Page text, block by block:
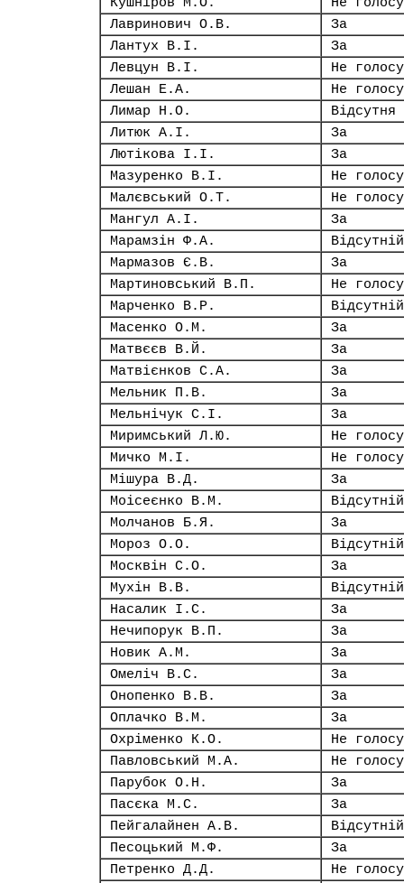
Лавринович О.В.
За
Лантух В.І.
За
Левцун В.І.
Не
Лешан Е.А.
Не
Лимар Н.О.
Відсутня
Литюк А.І.
За
Лютікова І.І.
За
Мазуренко В.І.
Не
Малєвський О.Т.
Не
Мангул А.І.
За
Марамзін Ф.А.
Відсутній
Мармазов Є.В.
За
Мартиновський В.П.
Не
Марченко В.Р.
Відсутній
Масенко О.М.
За
Матвєєв В.Й.
За
Матвієнков С.А.
За
Мельник П.В.
За
Мельнічук С.І.
За
Миримський Л.Ю.
Не
Мичко М.І.
Не
Мішура В.Д.
За
Моісеєнко В.М.
Відсутній
Молчанов Б.Я.
За
Мороз О.О.
Відсутній
Москвін С.О.
За
Мухін В.В.
Відсутній
Насалик І.С.
За
Нечипорук В.П.
За
Новик А.М.
За
Омеліч В.С.
За
Онопенко В.В.
За
Оплачко В.М.
За
Охріменко К.О.
Не
Павловський М.А.
Не
Парубок О.Н.
За
Пасєка М.С.
За
Пейгалайнен А.В.
Відсутній
Песоцький М.Ф.
За
Петренко Д.Д.
Не